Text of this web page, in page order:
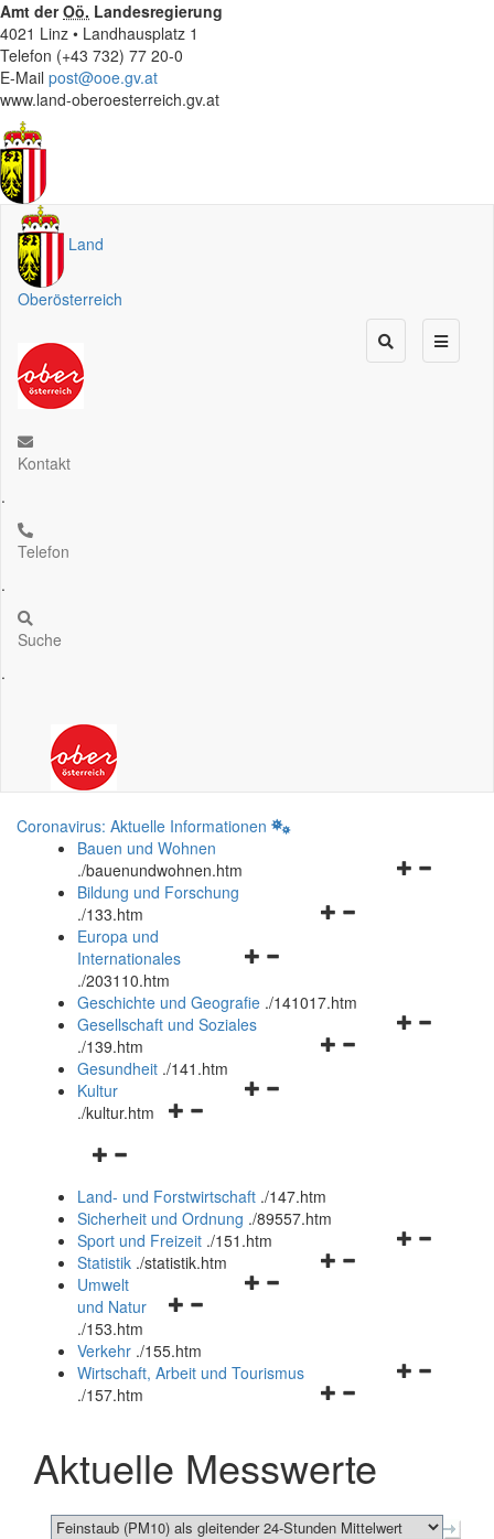
Amt derOö. Landesregierung
4021 Linz • Landhausplatz 1
Telefon (+43 732) 77 20-0
E-Mail post@ooe.gv.at
www.land-oberoesterreich.gv.at
Land
Oberösterreich
Kontakt
.
Telefon
.
Suche
.
Coronavirus: Aktuelle Informationen
Bauen und Wohnen
./bauenundwohnen.htm
Navigationsmenü
Bildung und Forschung
./133.htm
Navigationsmenü
und
schließen
Europa und
Internationales
./203110.htm
Geschichte und Geografie ./141017.htm
Navigationsmenü
Gesellschaft und Soziales
./139.htm
Navigationsmenü
Gesundheit ./141.htm
Navigationsmenü
Kultur
./kultur.htm
Navigationsmenü
und
schließen
Land- und Forstwirtschaft ./147.htm
Sicherheit und Ordnung ./89557.htm
Navigationsmenü
Sport und Freizeit ./151.htm
Navigationsmenü
Statistik ./statistik.htm
Navigationsmenü
und
schließen
Umwelt
und Natur
./153.htm
Verkehr ./155.htm
Navigationsmenü
schließen
Wirtschaft, Arbeit und Tourismus
./157.htm
Aktuelle Messwerte